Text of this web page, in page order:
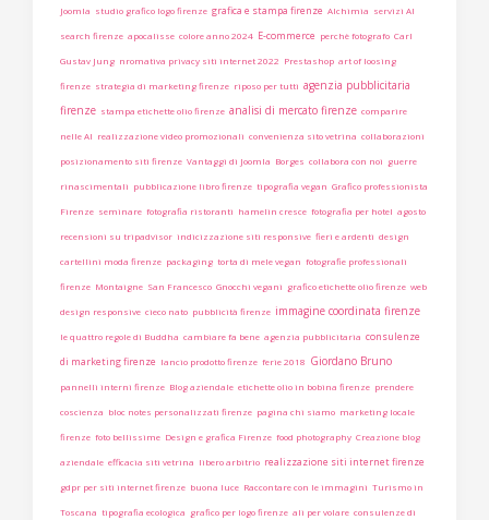
Joomla studio grafico logo firenze grafica e stampa firenze Alchimia servizi AI
search firenze apocalisse colore anno 2024 E-commerce perchè fotografo Carl
Gustav Jung nromativa privacy siti internet 2022 Prestashop art of loosing
firenze strategia di marketing firenze riposo per tutti agenzia pubblicitaria
firenze stampa etichette olio firenze analisi di mercato firenze comparire
nelle AI realizzazione video promozionali convenienza sito vetrina collaborazioni
posizionamento siti firenze Vantaggi di Joomla Borges collabora con noi guerre
rinascimentali pubblicazione libro firenze tipografia vegan Grafico professionista
Firenze seminare fotografia ristoranti hamelin cresce fotografia per hotel agosto
recensioni su tripadvisor indicizzazione siti responsive fieri e ardenti design
cartellini moda firenze packaging torta di mele vegan fotografie professionali
firenze Montaigne San Francesco Gnocchi vegani grafico etichette olio firenze web
design responsive cieco nato pubblicità firenze immagine coordinata firenze
le quattro regole di Buddha cambiare fa bene agenzia pubblicitaria consulenze
di marketing firenze lancio prodotto firenze ferie 2018 Giordano Bruno
pannelli interni firenze Blog aziendale etichette olio in bobina firenze prendere
coscienza bloc notes personalizzati firenze pagina chi siamo marketing locale
firenze foto bellissime Design e grafica Firenze food photography Creazione blog
aziendale efficacia siti vetrina libero arbitrio realizzazione siti internet firenze
gdpr per siti internet firenze buona luce Raccontare con le immagini Turismo in
Toscana tipografia ecologica grafico per logo firenze ali per volare consulenze di